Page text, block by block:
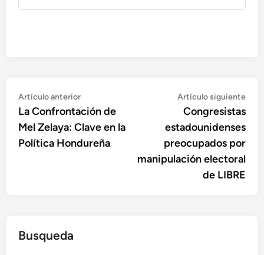
Navegación
de
entradas
Artículo anteriorArtículo
anterior:
La Confrontación de
Mel Zelaya: Clave en la
Política Hondureña
Artículo siguiente
Congresistas
estadounidenses
preocupados por
manipulación electoral
de LIBRE
Busqueda